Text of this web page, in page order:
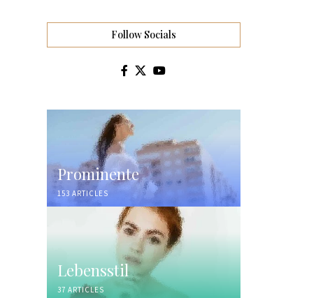
Follow Socials
Prominente
153 ARTICLES
Lebensstil
37 ARTICLES